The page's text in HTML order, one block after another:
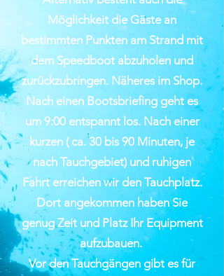
Möglichkeit die Gäste an
bestimmten Punkten am Strand mit
dem Speedboot abzuholen und
zurückzubringen. Näheres im Shop.
Nach einen Bootsbriefing geht es
um 9:00 entspannt los. Nach einer
kurzen ( ca. 30 bis 90 Minuten, je
nach Tauchgebiet) und ruhigen
Fahrt erreichen wir den Tauchplatz.
Dort angekommen haben Sie
genug Zeit und Platz Ihr Equipment
aufzubauen.
Vor den Tauchgängen gibt es für